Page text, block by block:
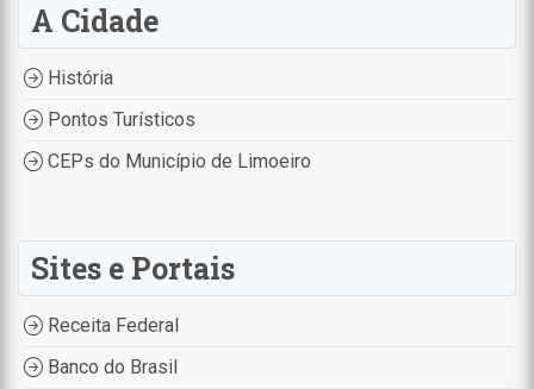
A Cidade
História
Pontos Turísticos
CEPs do Município de Limoeiro
Sites e Portais
Receita Federal
Banco do Brasil